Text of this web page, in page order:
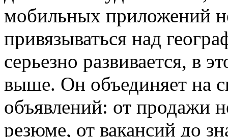
мобильных приложений
привязываться над
серьезно развивается, в
выше. Он объединяет на
объявлений: от продажи
резюме, от вакансий до